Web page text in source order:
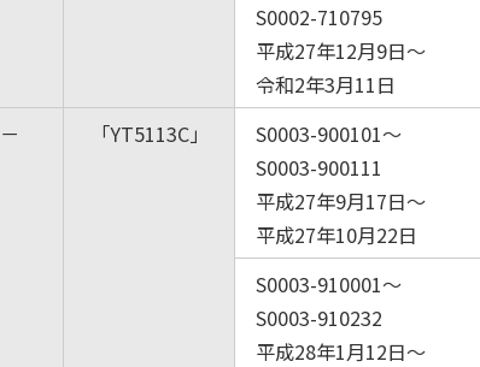
S0002-710795
平成27年12月9日～
令和2年3月11日
－ 「YT5113C」
S0003-900101～
S0003-900111
平成27年9月17日～
平成27年10月22日
S0003-910001～
S0003-910232
平成28年1月12日～